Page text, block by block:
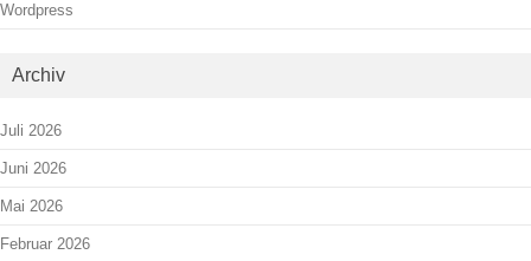
Wordpress
Archiv
Juli 2026
Juni 2026
Mai 2026
Februar 2026